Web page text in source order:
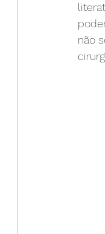
espuma
dor para
não